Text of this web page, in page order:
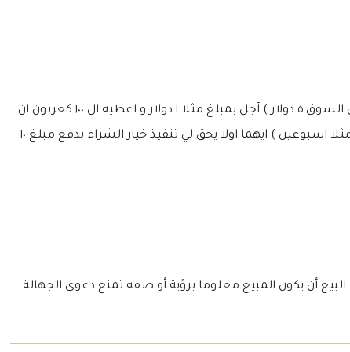
بحيث اني اشتري من شخص عقد ( ١٠٠ سهم سعرها في السوق ٥ دولار ) آجل بمبلغ مثلا ١ دولار و اعطيه ال ١٠٠ كعربون ان
وصل السعر مثلا مبلغ ١٠ دولار للسهم او مدة زمنية ( مثلا اسبوعين ) ايهما اولا يحق لي تنفيذ خيار الشراء بدفع مبلغ ١٠
أن يكون المبيع معلوما برؤية أو صفه تمنع دعوى الجهالة